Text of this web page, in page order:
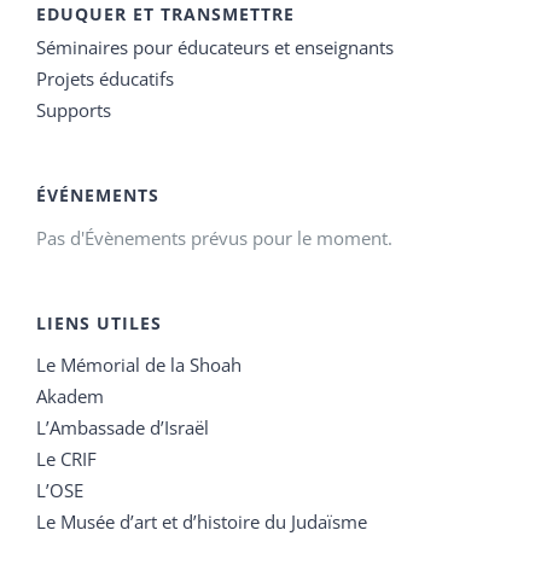
EDUQUER ET TRANSMETTRE
Séminaires pour éducateurs et enseignants
Projets éducatifs
Supports
ÉVÉNEMENTS
Pas d'Évènements prévus pour le moment.
LIENS UTILES
Le Mémorial de la Shoah
Akadem
L’Ambassade d’Israël
Le CRIF
L’OSE
Le Musée d’art et d’histoire du Judaïsme